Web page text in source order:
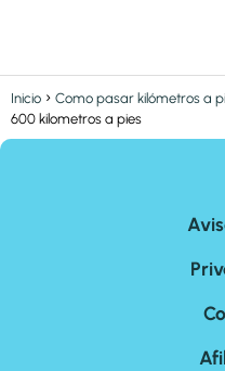
Inicio Como pasar kilómetros a
600 kilometros a pies